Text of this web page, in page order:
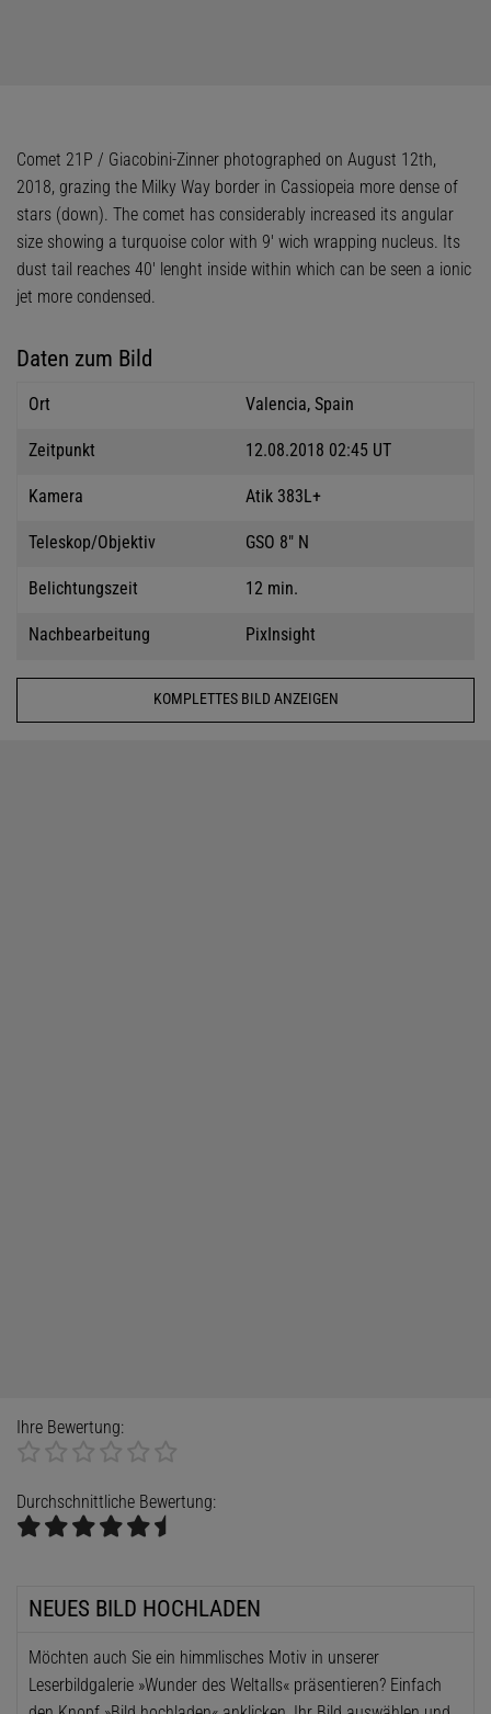
Comet 21P / Giacobini-Zinner photographed on August 12th,
2018, grazing the Milky Way border in Cassiopeia more dense of
stars (down). The comet has considerably increased its angular
size showing a turquoise color with 9' wich wrapping nucleus. Its
dust tail reaches 40' lenght inside within which can be seen a ionic
jet more condensed.
Daten zum Bild
Ort Valencia, Spain
Zeitpunkt 12.08.2018 02:45 UT
Kamera Atik 383L+
Teleskop/Objektiv GSO 8" N
Belichtungszeit 12 min.
Nachbearbeitung PixInsight
KOMPLETTES BILD ANZEIGEN
Ihre Bewertung:
Durchschnittliche Bewertung:
NEUES BILD HOCHLADEN
Möchten auch Sie ein himmlisches Motiv in unserer
Leserbildgalerie »Wunder des Weltalls« präsentieren? Einfach